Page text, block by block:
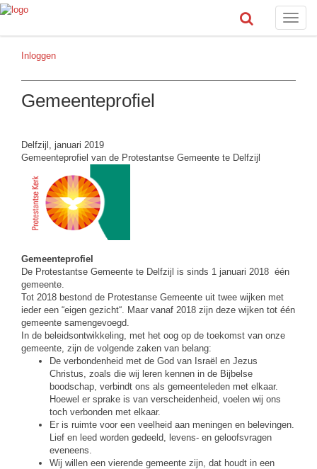
Toggle
Inloggen
Gemeenteprofiel
Delfzijl, januari 2019
Gemeenteprofiel van de Protestantse Gemeente te Delfzijl
Gemeenteprofiel
De Protestantse Gemeente te Delfzijl is sinds 1 januari 2018 één
gemeente.
Tot 2018 bestond de Protestanse Gemeente uit twee wijken met
ieder een “eigen gezicht“. Maar vanaf 2018 zijn deze wijken tot één
gemeente samengevoegd.
In de beleidsontwikkeling, met het oog op de toekomst van onze
gemeente, zijn de volgende zaken van belang:
De verbondenheid met de God van Israël en Jezus
Christus, zoals die wij leren kennen in de Bijbelse
boodschap, verbindt ons als gemeenteleden met elkaar.
Hoewel er sprake is van verscheidenheid, voelen wij ons
toch verbonden met elkaar.
Er is ruimte voor een veelheid aan meningen en belevingen.
Lief en leed worden gedeeld, levens- en geloofsvragen
eveneens.
Wij willen een vierende gemeente zijn, dat houdt in een